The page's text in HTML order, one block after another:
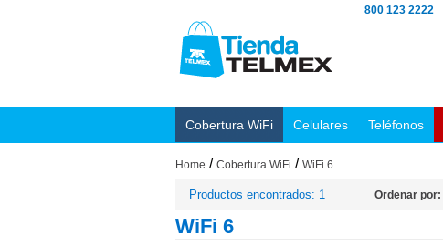
800 123 2222
Cobertura WiFi Celulares Teléfonos
Home / Cobertura WiFi / WiFi 6
Productos encontrados: 1 Ordenar por:
WiFi 6